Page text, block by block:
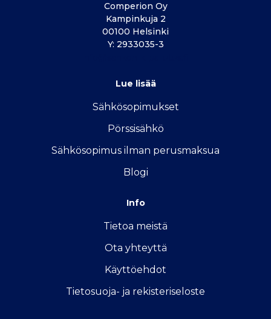
Comperion Oy
Kampinkuja 2
00100 Helsinki
Y: 2933035-3
Lue lisää
Sähkösopimukset
Pörssisähkö
Sähkösopimus ilman perusmaksua
Blogi
Info
Tietoa meistä
Ota yhteyttä
Käyttöehdot
Tietosuoja- ja rekisteriseloste